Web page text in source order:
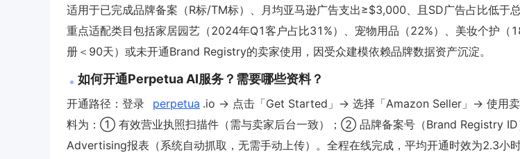
适用于已完成品牌备案（R标/TM标）、月均亚马逊广告支出≥$3,000、且SD广告占比低于
重点适配类目包括家居园艺（2024年Q1客户占比31%）、宠物用品（22%）、美妆个护（
册＜90天）或未开通Brand Registry的卖家使用，因受众建模依赖品牌数据资产沉淀。
如何开通Perpetua AI服务？需要哪些资料？
开通路径：登录 perpetua .io → 点击「Get Started」→ 选择「Amazon Seller」→ 使用
料为：① 有效营业执照扫描件（需与卖家后台一致）；② 品牌备案号（Brand Registry
Advertising报表（系统自动抓取，无需手动上传）。全程在线完成，平均开通时效为2.3小